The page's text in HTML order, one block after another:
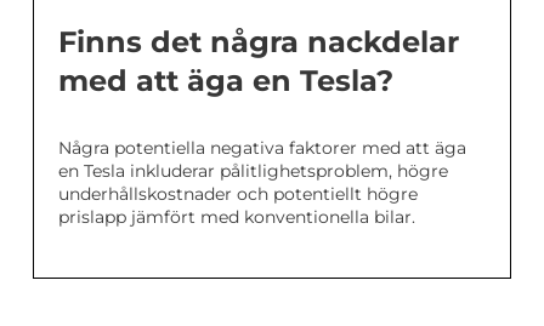
Finns det några nackdelar
med att äga en Tesla?
Några potentiella negativa faktorer med att äga
en Tesla inkluderar pålitlighetsproblem, högre
underhållskostnader och potentiellt högre
prislapp jämfört med konventionella bilar.